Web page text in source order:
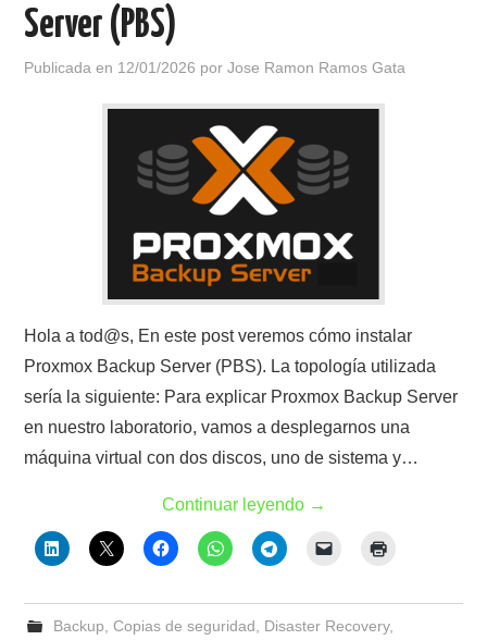
Server (PBS)
Publicada en 12/01/2026 porJose Ramon Ramos Gata
Hola a tod@s, En este post veremos cómo instalar
Proxmox Backup Server (PBS). La topología utilizada
sería la siguiente: Para explicar Proxmox Backup Server
en nuestro laboratorio, vamos a desplegarnos una
máquina virtual con dos discos, uno de sistema y…
Continuar leyendo →
Backup Copias de seguridad Disaster Recovery,